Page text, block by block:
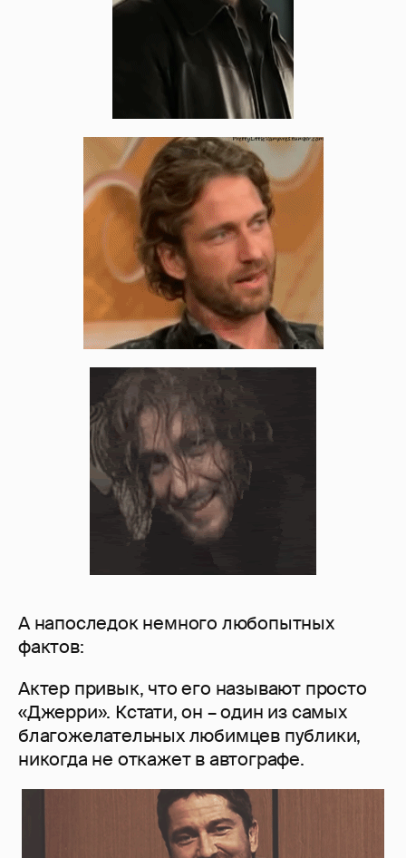
А напоследок немного любопытных
фактов:
Актер привык, что его называют просто
«Джерри». Кстати, он – один из самых
благожелательных любимцев публики,
никогда не откажет в автографе.